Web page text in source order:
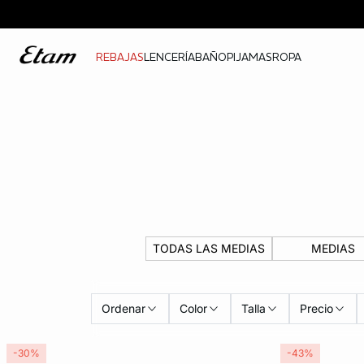
REBAJASLENCERÍABAÑOPIJAMASROPA
TODAS LAS MEDIAS MEDIAS
Ordenar Color Talla Precio
-30% -43%